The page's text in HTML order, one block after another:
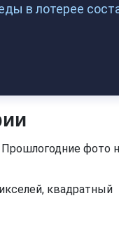
в лотерее
фото
квадратный